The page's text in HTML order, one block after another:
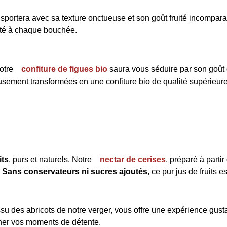
avec sa texture onctueuse et son goût fruité
à chaque bouchée.
confiture de figues bio saura vous séduire par son
transformées en une confiture bio de qualité
, purs et naturels. Notre nectar de cerises, préparé à
Sans conservateurs ni sucres ajoutés, ce pur jus de fruits
des abricots de notre verger, vous offre une expérience
vos moments de détente.